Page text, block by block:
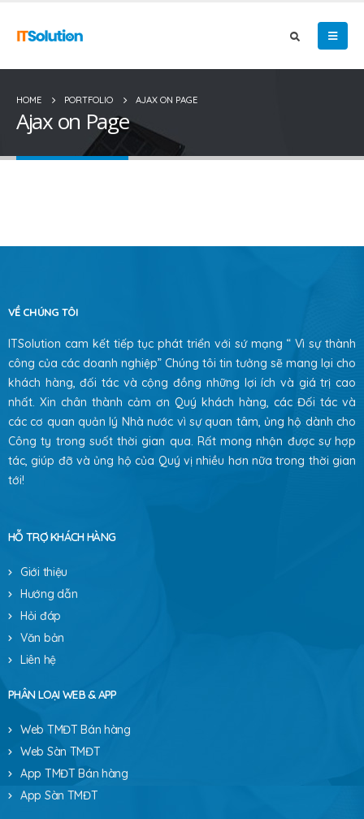
HOME PORTFOLIO AJAX ON PAGE
Ajax on Page
VỀ CHÚNG TÔI
ITSolution cam kết tiếp tục phát triển với sứ mạng “ Vì sự thành
công của các doanh nghiệp” Chúng tôi tin tưởng sẽ mang lại cho
khách hàng, đối tác và cộng đồng những lợi ích và giá trị cao
nhất. Xin chân thành cảm ơn Quý khách hàng, các Đối tác và
các cơ quan quản lý Nhà nước vì sự quan tâm, ủng hộ dành cho
Công ty trong suốt thời gian qua. Rất mong nhận được sự hợp
tác, giúp đỡ và ủng hộ của Quý vị nhiều hơn nữa trong thời gian
tới!
HỖ TRỢ KHÁCH HÀNG
Giới thiệu
Hướng dẫn
Hỏi đáp
Văn bản
Liên hệ
PHÂN LOẠI WEB & APP
Web TMĐT Bán hàng
Web Sàn TMĐT
App TMĐT Bán hàng
App Sàn TMĐT